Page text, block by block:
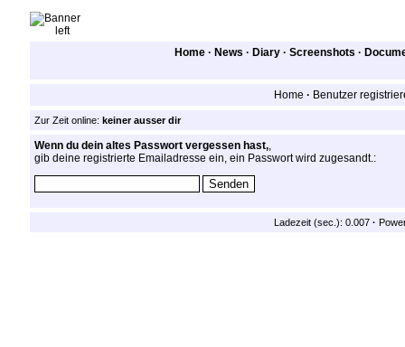
Home · News · Diary · Screenshots ·
Home · Benutzer
Zur Zeit online: keiner ausser dir
Wenn du dein altes Passwort vergessen hast,,
gib deine registrierte Emailadresse ein, ein Passwort wird zugesandt.:
Ladezeit (sec.): 0.007 ·